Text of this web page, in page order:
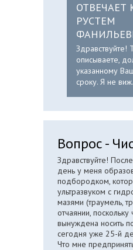
ОТВЕЧАЕТ
РУСТЕМ
Здравствуйте!
описываете,
указанному
сроку. Я не
Вопрос -
Здравствуйте!
день у меня
подбородком,
ультразвуком с
мазями (траумель,
отчаянии, поскольку
вынуждена носить
сегодня уже 25-й
Что мне